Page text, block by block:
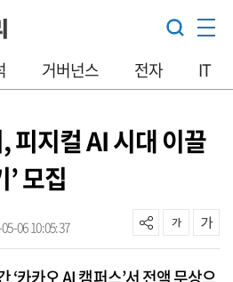
거버넌스 전자 IT
피지컬 AI 시대 이끌
모집
06 10:05:37
‘카카오 AI 캠퍼스’서 전액 무상으